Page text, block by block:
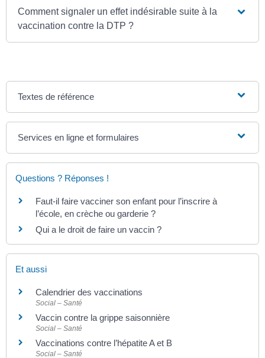
Comment signaler un effet indésirable suite à la
vaccination contre la DTP ?
Textes de référence
Services en ligne et formulaires
Questions ? Réponses !
Faut-il faire vacciner son enfant pour l’inscrire à
l’école, en crèche ou garderie ?
Qui a le droit de faire un vaccin ?
Et aussi
Calendrier des vaccinations
Social – Santé
Vaccin contre la grippe saisonnière
Social – Santé
Vaccinations contre l’hépatite A et B
Social – Santé